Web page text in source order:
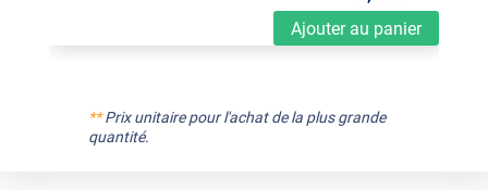
Ajouter au panier
**Prix unitaire pour l'achat de la plus grande
quantité.